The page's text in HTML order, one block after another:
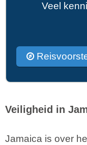
Veel
Veiligheid in
Jamaica is over